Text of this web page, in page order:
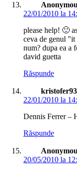
22/01/2010 la
please help! 🙂
ceva de genul
num? dupa ea a
david guetta
Răspunde
kristofer93
22/01/2010 la
Dennis Ferrer –
Răspunde
20/05/2010 la